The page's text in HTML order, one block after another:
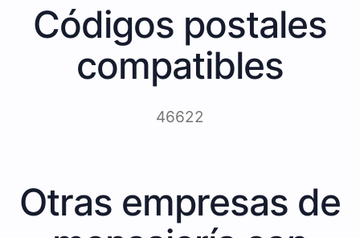
Códigos postales
compatibles
46622
Otras empresas de